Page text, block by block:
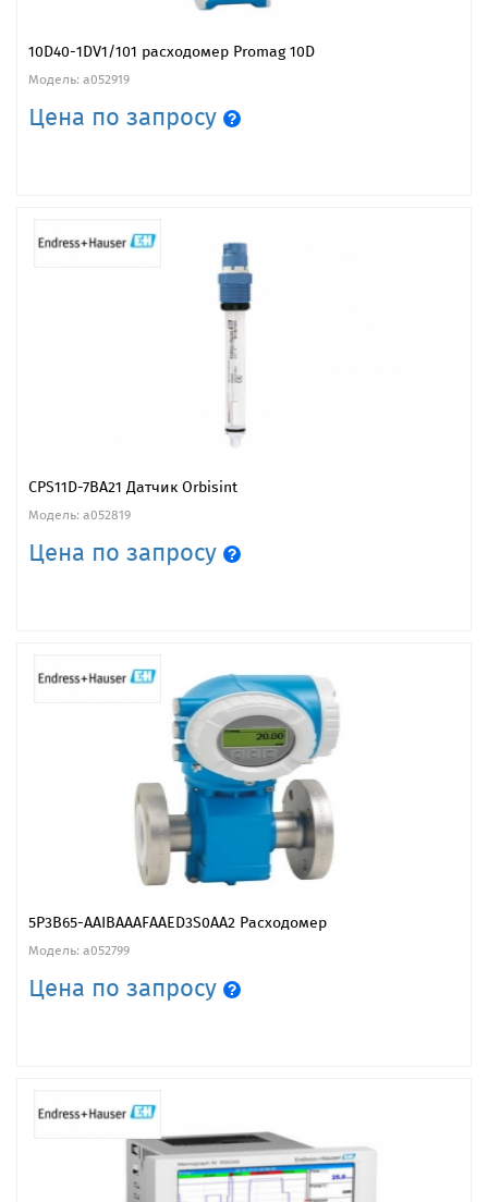
10D40-1DV1/101 расходомер Promag 10D
Модель: a052919
Цена по запросу
CPS11D-7BA21 Датчик Orbisint
Модель: a052819
Цена по запросу
5P3B65-AAIBAAAFAAED3S0AA2 Расходомер
Модель: a052799
Цена по запросу